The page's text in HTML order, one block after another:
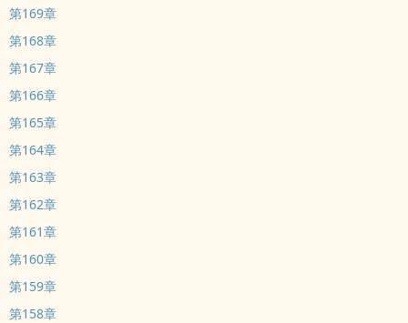
第169章
第168章
第167章
第166章
第165章
第164章
第163章
第162章
第161章
第160章
第159章
第158章